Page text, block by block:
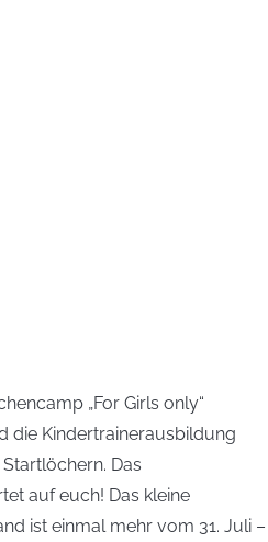
„For Girls only“
die Kindertrainerausbildung
Startlöchern. Das
auf euch! Das kleine
ist einmal mehr vom 31. Juli –